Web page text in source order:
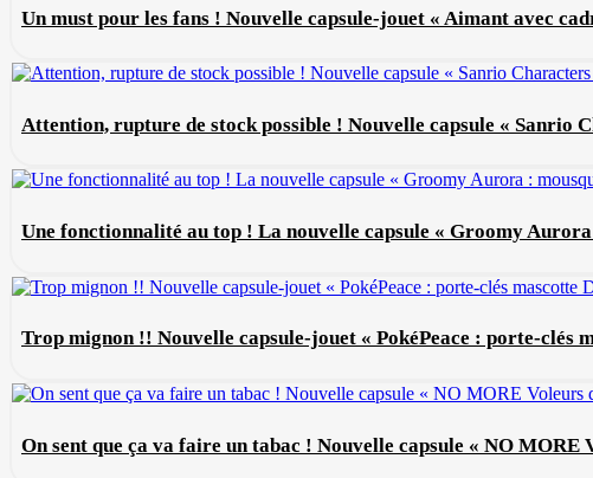
Un must pour les fans ! Nouvelle capsule-jouet « Aimant avec
Attention, rupture de stock possible ! Nouvelle capsule « Sanrio
Une fonctionnalité au top ! La nouvelle capsule « Groomy
Trop mignon !! Nouvelle capsule-jouet « PokéPeace : porte-clés
On sent que ça va faire un tabac ! Nouvelle capsule « NO MORE